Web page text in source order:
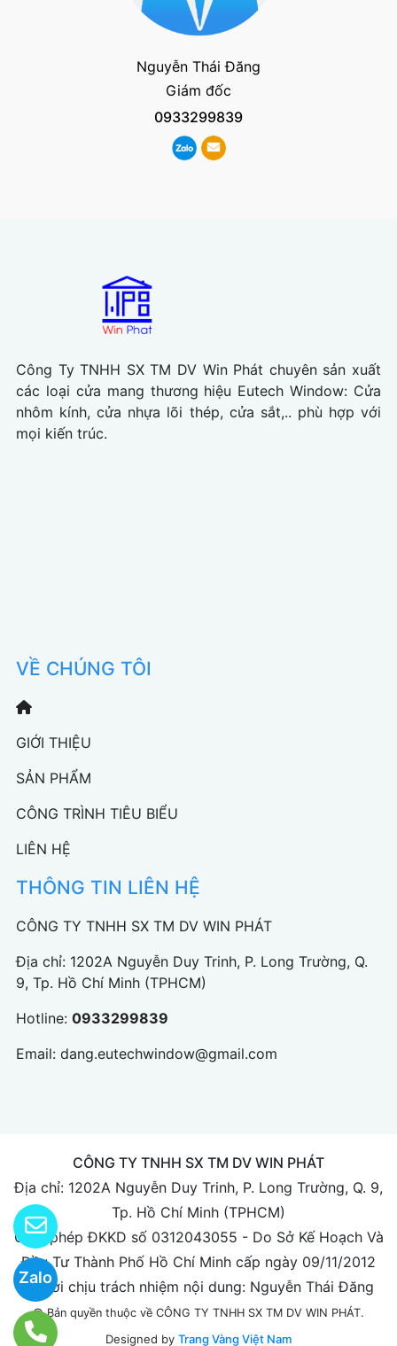
Zalo
Nguyễn Thái Đăng
Giám đốc
0933299839
Công Ty TNHH SX TM DV Win Phát chuyên sản xuất
các loại cửa mang thương hiệu Eutech Window: Cửa
nhôm kính, cửa nhựa lõi thép, cửa sắt,.. phù hợp với
mọi kiến trúc.
VỀ CHÚNG TÔI
GIỚI THIỆU
SẢN PHẨM
CÔNG TRÌNH TIÊU BIỂU
LIÊN HỆ
THÔNG TIN LIÊN HỆ
CÔNG TY TNHH SX TM DV WIN PHÁT
Địa chỉ: 1202A Nguyễn Duy Trinh, P. Long Trường, Q.
9, Tp. Hồ Chí Minh (TPHCM)
Hotline: 0933299839
Email: dang.eutechwindow@gmail.com
CÔNG TY TNHH SX TM DV WIN PHÁT
Địa chỉ: 1202A Nguyễn Duy Trinh, P. Long Trường, Q. 9,
Tp. Hồ Chí Minh (TPHCM)
Giấy phép ĐKKD số 0312043055 - Do Sở Kế Hoạch Và
Đầu Tư Thành Phố Hồ Chí Minh cấp ngày 09/11/2012
Người chịu trách nhiệm nội dung: Nguyễn Thái Đăng
© Bản quyền thuộc về CÔNG TY TNHH SX TM DV WIN PHÁT.
Designed by Trang Vàng Việt Nam